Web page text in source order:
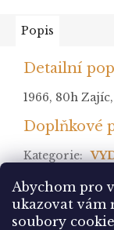
Abychom pro
ukazovat vám
soubory
Popis
Detailní
1966, 80h
Doplňkové
Kategorie: